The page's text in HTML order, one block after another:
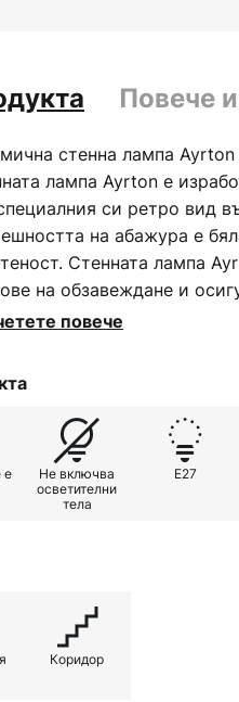
Повече
стенна лампа
лампа Ayrton е
си ретро вид
на абажура е
Стенната лампа
на обзавеждане и
във всекидневни,
за външно димиране
повече
е
Не включва
осветителни
тела
E27
Коридор